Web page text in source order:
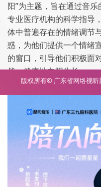
阳”为主题，旨在通过音
专业医疗机构的科学指导
体中普遍存在的情绪调节
惑，为他们提供一个情绪
的窗口，引导他们积极面
然、健康地向阳生长。
版权所有© 广东省网络视